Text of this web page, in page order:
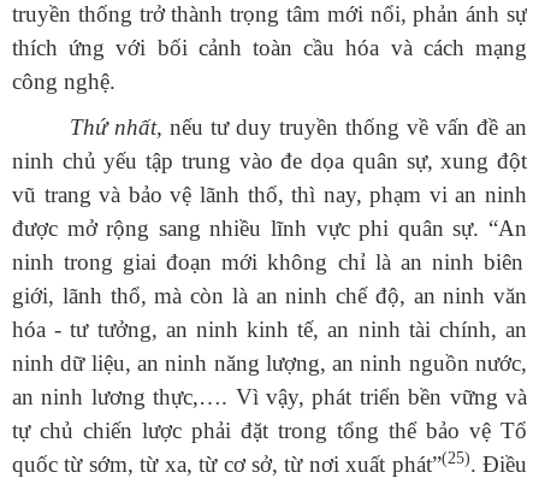
truyền thống trở thành trọng tâm mới nổi, phản ánh sự
thích ứng với bối cảnh toàn cầu hóa và cách mạng
công nghệ.
Thứ nhất, nếu tư duy truyền thống về vấn đề an
ninh chủ yếu tập trung vào đe dọa quân sự, xung đột
vũ trang và bảo vệ lãnh thổ, thì nay, phạm vi an ninh
được mở rộng sang nhiều lĩnh vực phi quân sự. “An
ninh trong giai đoạn mới không chỉ là an ninh biên
giới, lãnh thổ, mà còn là an ninh chế độ, an ninh văn
hóa - tư tưởng, an ninh kinh tế, an ninh tài chính, an
ninh dữ liệu, an ninh năng lượng, an ninh nguồn nước,
an ninh lương thực,…. Vì vậy, phát triển bền vững và
tự chủ chiến lược phải đặt trong tổng thể bảo vệ Tổ
quốc từ sớm, từ xa, từ cơ sở, từ nơi xuất phát”(25). Điều